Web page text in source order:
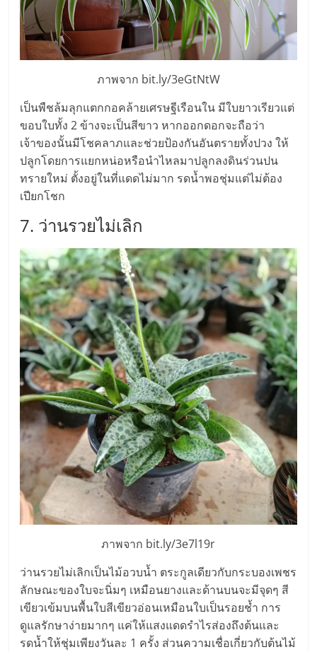
ไชส์,
ปรึกษา
แฟ
รวม
แฟ
รน
ไชส์
ขาย
แฟ
ไชส์
แฟ
รน
ไชส์
ขาย
หน้า
บ้าน
ลงทุน
น้อย
คืน
ทุน
ปรึกษา
ลงทุน
และ
ขยาย
แฟ
รน
ไชส์,
ศูนย์
รวม
ภาพจาก bit.ly/3eGtNtW
เป็นพืชล้มลุกแตกกอคล้ายเศรษฐีเรือนใน มีใบยาวเรียวแต่
ขอบใบทั้ง 2 ข้างจะเป็นสีขาว หากออกดอกจะถือว่า
เจ้าของนั้นมีโชคลาภและช่วยป้องกันอันตรายทั้งปวง ให้
ปลูกโดยการแยกหน่อหรือนำไหลมาปลูกลงดินร่วนปน
ทรายใหม่ ตั้งอยู่ในที่แดดไม่มาก รดน้ำพอชุ่มแต่ไม่ต้อง
เปียกโชก
7. ว่านรวยไม่เลิก
ภาพจาก bit.ly/3e7l19r
ว่านรวยไม่เลิกเป็นไม้อวบน้ำ ตระกูลเดียวกับกระบองเพชร
ลักษณะของใบจะนิ่มๆ เหมือนยางและด้านบนจะมีจุดๆ สี
เขียวเข้มบนพื้นใบสีเขียวอ่อนเหมือนใบเป็นรอยช้ำ การ
ดูแลรักษาง่ายมากๆ แค่ให้แสงแดดรำไรส่องถึงต้นและ
รดน้ำให้ชุ่มเพียงวันละ 1 ครั้ง ส่วนความเชื่อเกี่ยวกับต้นไม้